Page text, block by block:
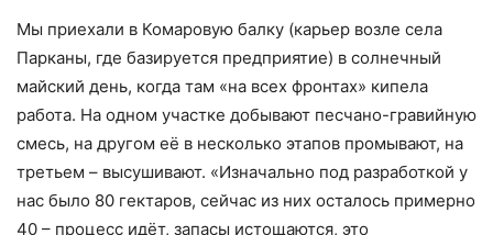
Мы приехали в Комаровую балку (карьер возле села
Парканы, где базируется предприятие) в солнечный
майский день, когда там «на всех фронтах» кипела
работа. На одном участке добывают песчано-гравийную
смесь, на другом её в несколько этапов промывают, на
третьем – высушивают. «Изначально под разработкой у
нас было 80 гектаров, сейчас из них осталось примерно
40 – процесс идёт, запасы истощаются, это